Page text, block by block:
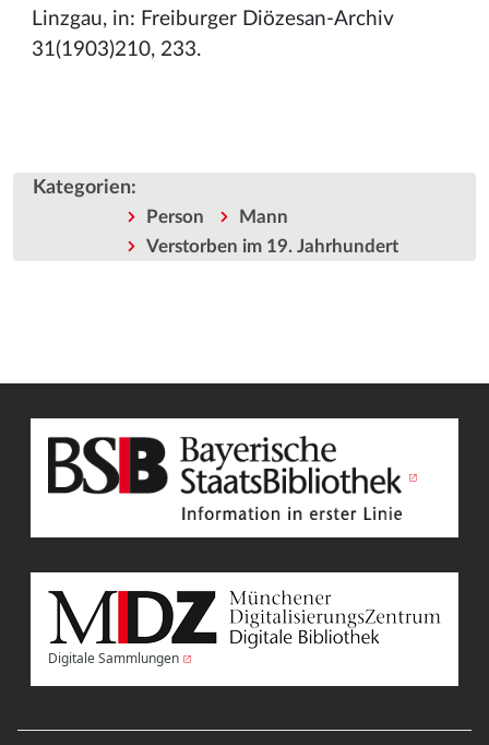
Linzgau, in: Freiburger Diözesan-Archiv
31(1903)210, 233.
Kategorien:
Person
Mann
Verstorben im 19. Jahrhundert
Digitale Sammlungen